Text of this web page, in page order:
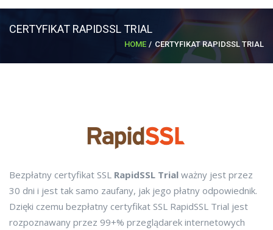
CERTYFIKAT RAPIDSSL TRIAL
HOME CERTYFIKAT RAPIDSSL TRIAL
Bezpłatny certyfikat SSL RapidSSL Trial ważny jest przez
30 dni i jest tak samo zaufany, jak jego płatny odpowiednik.
Dzięki czemu bezpłatny certyfikat SSL RapidSSL Trial jest
rozpoznawany przez 99+% przeglądarek internetowych